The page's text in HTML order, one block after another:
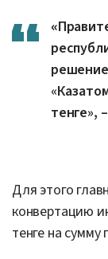
«
тенге»,
Для этого
конвертацию
тенге на